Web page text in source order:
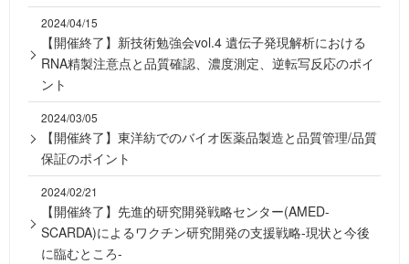
2024/04/15
【開催終了】新技術勉強会vol.4 遺伝子発現解析における
RNA精製注意点と品質確認、濃度測定、逆転写反応のポイ
ント
2024/03/05
【開催終了】東洋紡でのバイオ医薬品製造と品質管理/品質
保証のポイント
2024/02/21
【開催終了】先進的研究開発戦略センター(AMED-
SCARDA)によるワクチン研究開発の支援戦略-現状と今後
に臨むところ-